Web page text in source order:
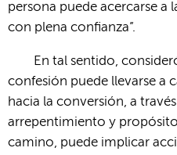
persona puede acercarse
con plena confianza”.
En tal sentido,
confesión puede llevarse a
hacia la conversión, a
arrepentimiento y
camino, puede implicar